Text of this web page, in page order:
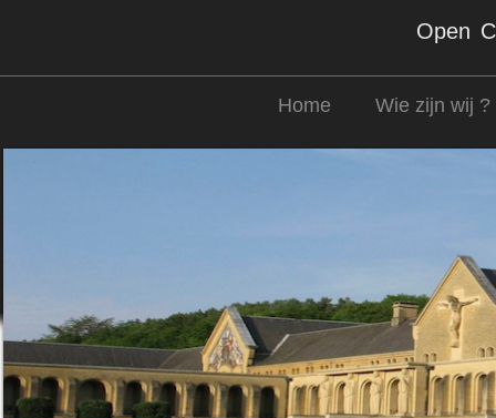
Open
Home Wie zijn wij ?